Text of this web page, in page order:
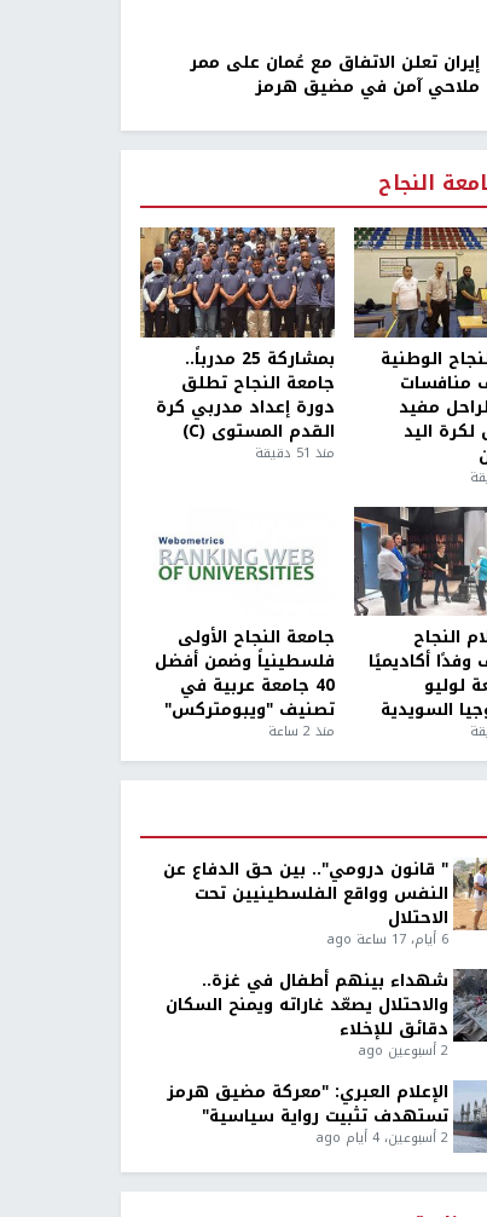
إيران تعلن الاتفاق مع عُمان على ممر
ملاحي آمن في مضيق هرمز
النجاح
الوطنية
منافسات
مفيد
اليد
بمشاركة 25 مدرباً..
جامعة النجاح تطلق
دورة إعداد مدربي كرة
القدم المستوى (C)
منذ 51 دقيقة
النجاح
أكاديميًا
لوليو
السويدية
جامعة النجاح الأولى
فلسطينياً وضمن أفضل
40 جامعة عربية في
تصنيف "ويبومتركس"
منذ 2 ساعة
" قانون درومي".. بين حق الدفاع عن
النفس وواقع الفلسطينيين تحت
الاحتلال
6 أيام، 17 ساعة ago
شهداء بينهم أطفال في غزة..
والاحتلال يصعّد غاراته ويمنح السكان
دقائق للإخلاء
2 أسبوعين ago
الإعلام العبري: "معركة مضيق هرمز
تستهدف تثبيت رواية سياسية"
2 أسبوعين، 4 أيام ago